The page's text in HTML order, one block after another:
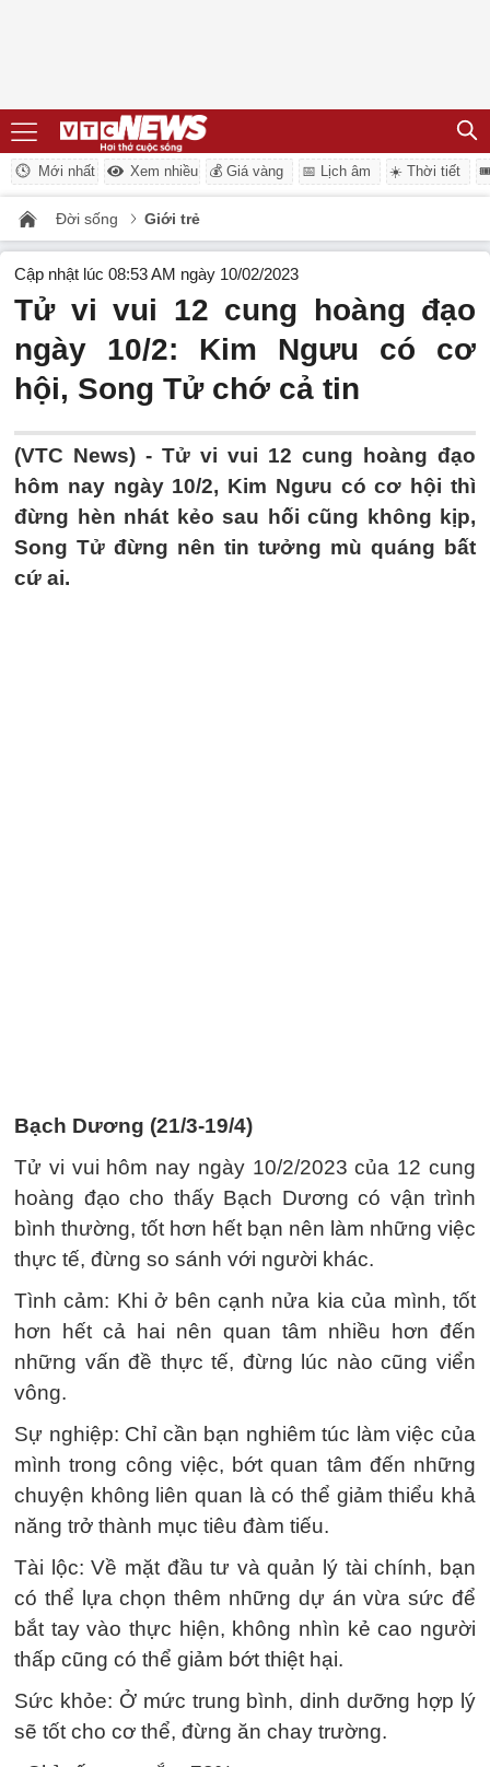
Mới nhất Xem nhiều 💰 Giá vàng 📅 Lịch âm ☀️ Thời tiết
Đời sống Giới trẻ
Cập nhật lúc 08:53 AM ngày 10/02/2023
Tử vi vui 12 cung hoàng đạo
ngày 10/2: Kim Ngưu có cơ
hội, Song Tử chớ cả tin
(VTC News) - Tử vi vui 12 cung hoàng đạo
hôm nay ngày 10/2, Kim Ngưu có cơ hội thì
đừng hèn nhát kẻo sau hối cũng không kịp,
Song Tử đừng nên tin tưởng mù quáng bất
cứ ai.
Bạch Dương (21/3-19/4)
Tử vi vui hôm nay ngày 10/2/2023 của 12 cung
hoàng đạo cho thấy Bạch Dương có vận trình
bình thường, tốt hơn hết bạn nên làm những việc
thực tế, đừng so sánh với người khác.
Tình cảm: Khi ở bên cạnh nửa kia của mình, tốt
hơn hết cả hai nên quan tâm nhiều hơn đến
những vấn đề thực tế, đừng lúc nào cũng viển
vông.
Sự nghiệp: Chỉ cần bạn nghiêm túc làm việc của
mình trong công việc, bớt quan tâm đến những
chuyện không liên quan là có thể giảm thiểu khả
năng trở thành mục tiêu đàm tiếu.
Tài lộc: Về mặt đầu tư và quản lý tài chính, bạn
có thể lựa chọn thêm những dự án vừa sức để
bắt tay vào thực hiện, không nhìn kẻ cao người
thấp cũng có thể giảm bớt thiệt hại.
Sức khỏe: Ở mức trung bình, dinh dưỡng hợp lý
sẽ tốt cho cơ thể, đừng ăn chay trường.